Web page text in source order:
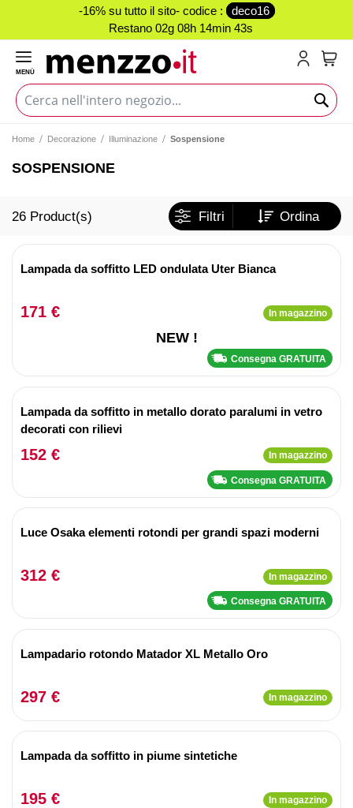
-16% su tutto il sito- codice :
deco16
Restano 02g 08h 14min 43s
MENÙ
Home Decorazione Illuminazione Sospensione
SOSPENSIONE
26 Product(s) Filtri Ordina
Lampada da soffitto LED ondulata Uter Bianca
171 € In magazzino
NEW !
Consegna GRATUITA
Lampada da soffitto in metallo dorato paralumi in vetro
decorati con rilievi
152 € In magazzino
Consegna GRATUITA
Luce Osaka elementi rotondi per grandi spazi moderni
312 € In magazzino
Consegna GRATUITA
Lampadario rotondo Matador XL Metallo Oro
297 € In magazzino
Lampada da soffitto in piume sintetiche
195 € In magazzino